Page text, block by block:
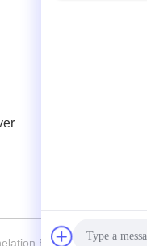
Biology Technology